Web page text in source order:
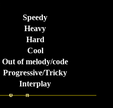
Speedy
Heavy
Hard
Cool
Out of melody/code
Progressive/Tricky
Interplay